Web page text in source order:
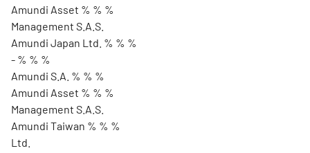
Amundi Asset % % %
Management S.A.S.
Amundi Japan Ltd. % % %
- % % %
Amundi S.A. % % %
Amundi Asset % % %
Management S.A.S.
Amundi Taiwan % % %
Ltd.